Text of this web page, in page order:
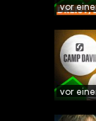
vor
vor